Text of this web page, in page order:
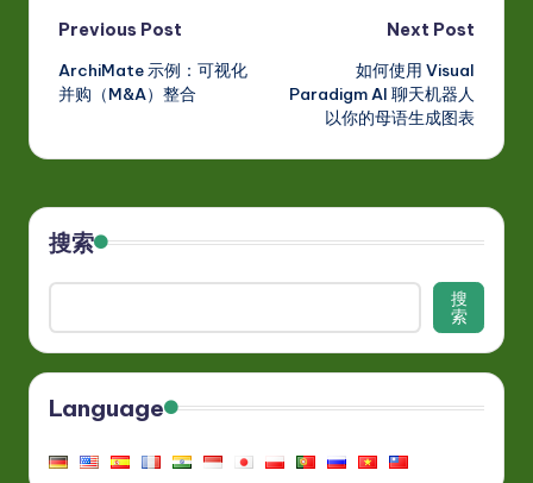
Post
navigation
Previous Post
ArchiMate 示例：可视化
并购（M&A）整合
Next Post
如何使用 Visual
Paradigm AI 聊天机器人
以你的母语生成图表
搜索
搜
索
Language